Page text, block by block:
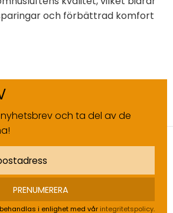
och förbättrad komfort
och ta del av de
PRENUMERERA
i enlighet med vår integritetspolicy.